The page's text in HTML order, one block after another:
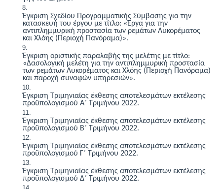
Έγκριση Σχεδίου Προγραμματικής Σύμβασης για την
κατασκευή του έργου με τίτλο: «Έργα για την
αντιπλημμυρική προστασία των ρεμάτων Λυκορέματος
και Χλόης (Περιοχή Πανόραμα)».
Έγκριση οριστικής παραλαβής της μελέτης με τίτλο:
«Δασολογική μελέτη για την αντιπλημμυρική προστασία
των ρεμάτων Λυκορέματος και Χλόης (Περιοχή Πανόραμα)
και παροχή συναφών υπηρεσιών».
Έγκριση Τριμηνιαίας έκθεσης αποτελεσμάτων εκτέλεσης
προϋπολογισμού Α΄ Τριμήνου 2022.
Έγκριση Τριμηνιαίας έκθεσης αποτελεσμάτων εκτέλεσης
προϋπολογισμού Β΄ Τριμήνου 2022.
Έγκριση Τριμηνιαίας έκθεσης αποτελεσμάτων εκτέλεσης
προϋπολογισμού Γ΄ Τριμήνου 2022.
Έγκριση Τριμηνιαίας έκθεσης αποτελεσμάτων εκτέλεσης
προϋπολογισμού Δ΄ Τριμήνου 2022.